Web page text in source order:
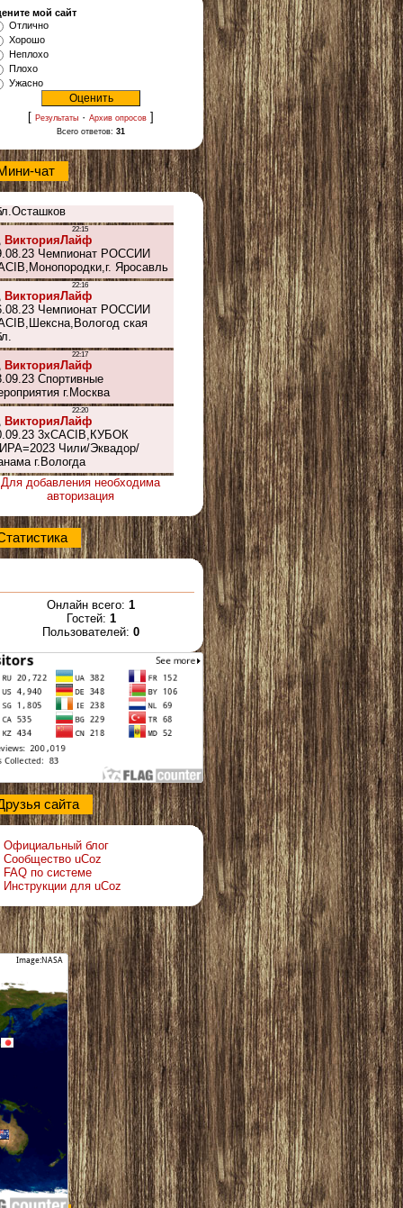
мой сайт
Отлично
Хорошо
Неплохо
Плохо
Ужасно
[ Результаты · Архив опросов ]
Всего ответов: 31
чат
Для добавления необходима
авторизация
Онлайн всего: 1
Гостей: 1
Пользователей: 0
сайта
Официальный блог
Сообщество uCoz
FAQ по системе
Инструкции для uCoz